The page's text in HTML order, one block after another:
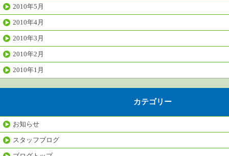
2010年5月
2010年4月
2010年3月
2010年2月
2010年1月
カテゴリー
お知らせ
スタッフブログ